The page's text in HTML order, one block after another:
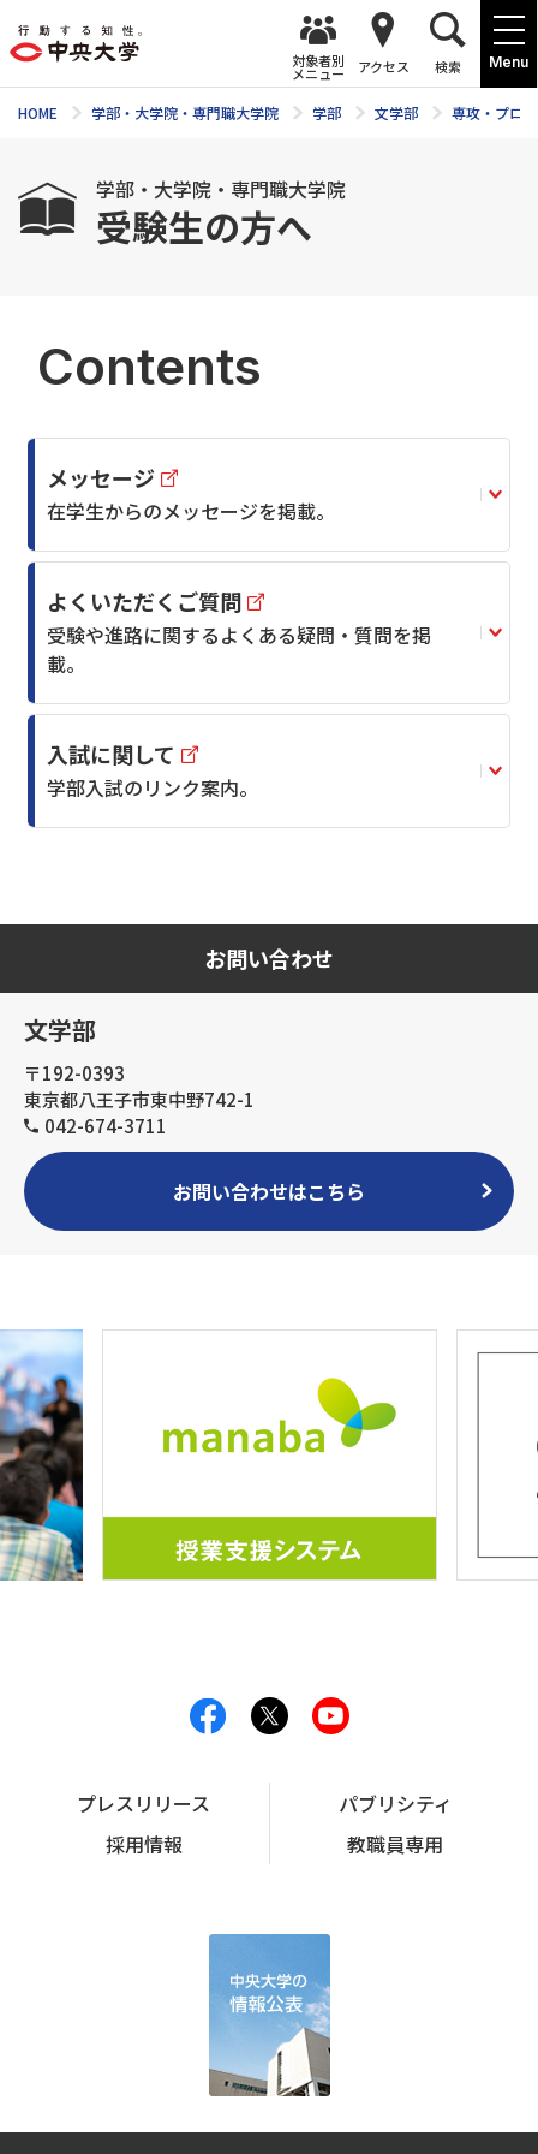
Menu
対象者別
メニュー アクセス 検索
HOME 学部・大学院・専門職大学院 学部 文学部 専攻・プロ
学部・大学院・専門職大学院
受験生の方へ
Contents
メッセージ
在学生からのメッセージを掲載。
よくいただくご質問
受験や進路に関するよくある疑問・質問を掲
載。
入試に関して
学部入試のリンク案内。
お問い合わせ
文学部
〒192-0393
東京都八王子市東中野742-1
042-674-3711
お問い合わせはこちら
プレスリリース
パブリシティ
採用情報
教職員専用